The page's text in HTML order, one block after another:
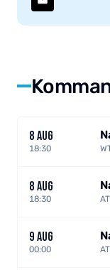
8 AUG
18:30
8 AUG
18:30
9 AUG
00:00